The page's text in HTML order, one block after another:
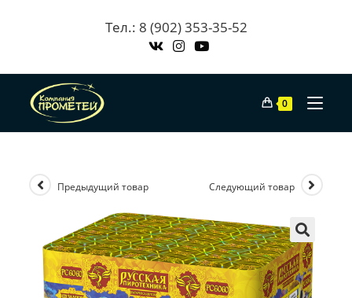
Тел.: 8 (902) 353-35-52
0
Предыдущий товар Следующий товар